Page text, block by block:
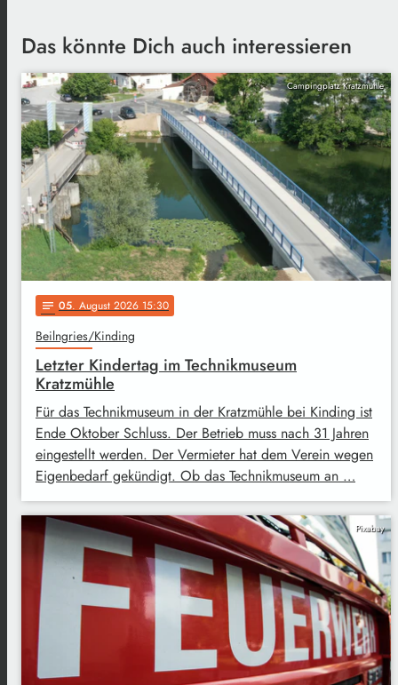
Das könnte Dich auch interessieren
Campingplatz Kratzmühle
notes 05. August 2026 15:30
Beilngries/Kinding
Letzter Kindertag im Technikmuseum
Kratzmühle
Für das Technikmuseum in der Kratzmühle bei Kinding ist
Ende Oktober Schluss. Der Betrieb muss nach 31 Jahren
eingestellt werden. Der Vermieter hat dem Verein wegen
Eigenbedarf gekündigt. Ob das Technikmuseum an …
Pixabay